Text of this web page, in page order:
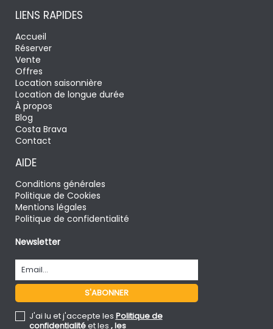
LIENS RAPIDES
Accueil
Réserver
Vente
Offres
Location saisonnière
Location de longue durée
À propos
Blog
Costa Brava
Contact
AIDE
Conditions générales
Politique de Cookies
Mentions légales
Politique de confidentialité
Newsletter
J'ai lu et j'accepte les Politique de
confidentialitéet les , les